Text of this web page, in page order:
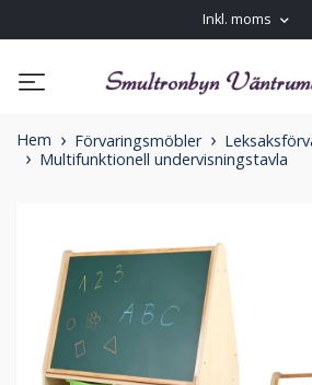
Inkl. moms
Hem Förvaringsmöbler
Multifunktionell undervisningstavla